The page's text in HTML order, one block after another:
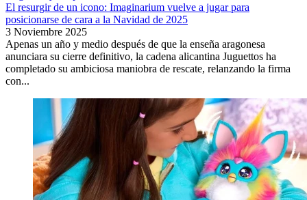
El resurgir de un icono: Imaginarium vuelve a jugar para
posicionarse de cara a la Navidad de 2025
3 Noviembre 2025
Apenas un año y medio después de que la enseña aragonesa
anunciara su cierre definitivo, la cadena alicantina Juguettos ha
completado su ambiciosa maniobra de rescate, relanzando la firma
con...